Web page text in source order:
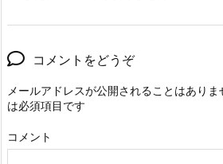
コメントをどうぞ
メールアドレスが公開されることはありま
は必須項目です
コメント